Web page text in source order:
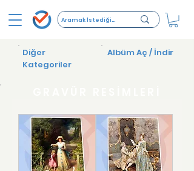
Diğer
Kategoriler
Albüm Aç / İndir